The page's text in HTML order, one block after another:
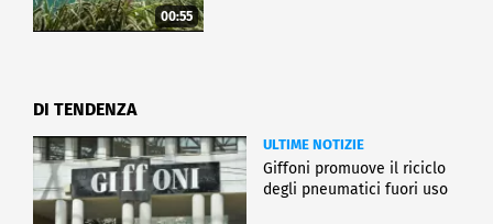
00:55
DI TENDENZA
ULTIME NOTIZIE
Giffoni promuove il riciclo
degli pneumatici fuori uso